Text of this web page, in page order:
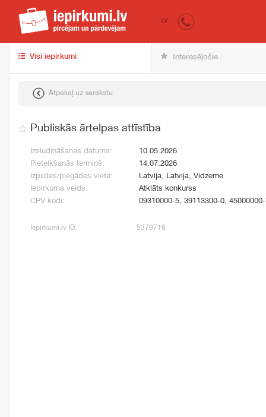
iepirkumi.lv
LV
Visi iepirkumi Interesējošie
Atpakaļ uz sarakstu
Publiskās ārtelpas attīstība
Izsludināšanas datums:
10.05.2026
Pieteikšanās termiņš:
14.07.2026
Izpildes/piegādes vieta:
Latvija, Latvija, Vidzeme
Iepirkuma veids:
Atklāts konkurss
CPV kodi:
09310000-5, 39113300-0,
Iepirkumi.lv ID: 5379716